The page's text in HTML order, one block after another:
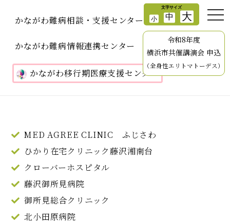
かながわ難病相談・支援センター
かながわ難病情報連携センター
かながわ移行期医療支援センター
令和8年度
横浜市共催講演会 申込
（全身性エリトマトーデス）
MED AGREE CLINIC ふじさわ
ひかり在宅クリニック藤沢湘南台
クローバーホスピタル
藤沢御所見病院
御所見総合クリニック
北小田原病院